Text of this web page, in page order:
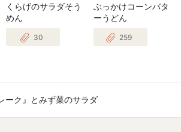
くらげのサラダそう
めん
30
ぶっかけコーンバタ
ーうどん
259
ーク』とみず菜のサラダ